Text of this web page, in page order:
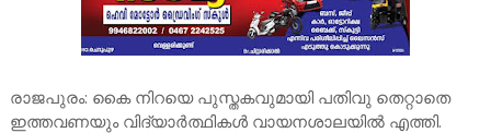
രാജപുരം: കൈ നിറയെ പുസ്തകവുമായി പതിവു തെറ്റാതെ
ഇത്തവണയും വിദ്യാർത്ഥികൾ വായനശാലയിൽ എത്തി.